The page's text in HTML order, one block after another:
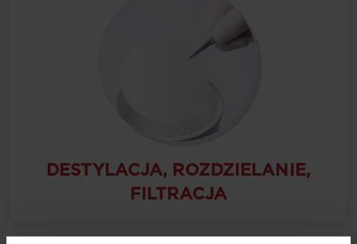
DESTYLACJA, ROZDZIELANIE,
FILTRACJA